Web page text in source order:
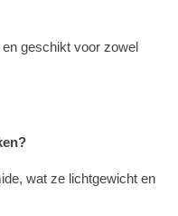
geschikt voor zowel
wat ze lichtgewicht en